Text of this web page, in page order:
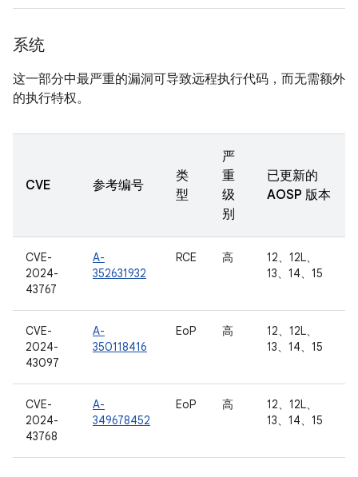
系统
这一部分中最严重的漏洞可导致远程执行代码，而无需额外
的执行特权。
CVE 参考编号
类
型
严
重
级
别
已更新的
AOSP 版本
CVE-
2024-
43767
A-
352631932
RCE 高
12、12L、
13、14、15
CVE-
2024-
43097
A-
350118416
EoP 高
12、12L、
13、14、15
CVE-
2024-
43768
A-
349678452
EoP 高
12、12L、
13、14、15